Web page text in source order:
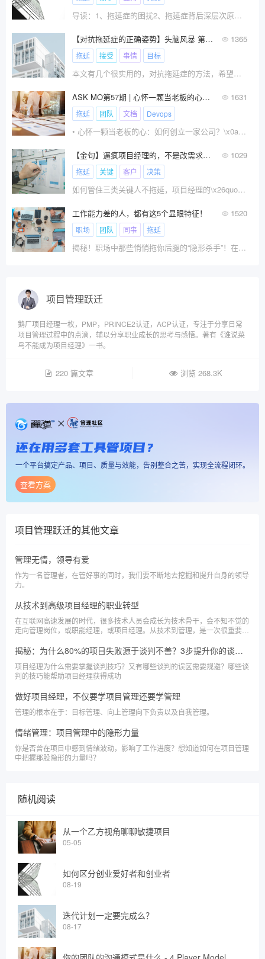
导读：1、拖延症的困扰2、拖延症背后深层次原因3、摆脱拖延症小方法 不知道大家有没有拖延的习惯或经历？
【对抗拖延症的正确姿势】头脑风暴 第二期 1365
拖延 接受 事情 目标
本文有几个很实用的，对抗拖延症的方法，希望大家试用。让大家脱离“病友”的圈子。\x0a\x0a3分钟阅读
ASK MO第57期 | 心怀一颗当老板的心：如何创立一家公司？ 1631
拖延 团队 文档 Devops
• 心怀一颗当老板的心：如何创立一家公司？\x0a• 来自拖延症患者的烦恼：怎么摆脱拖延症？\x0a• 烦、烦、烦，怎么才能提升团队效率？\x0a• “SAFe规模化敏捷Devops”，这个说法是否专业？
【金句】逼疯项目经理的，不是改需求，而是这3种“拖延症”… 1029
拖延 关键 客户 决策
如何管住三类关键人不拖延，项目经理的\x26quot;救命稻草”洞察项目管理的本质，激发团队潜能明明制定了完美计划，却因关键人
工作能力差的人，都有这5个显眼特征！ 1520
职场 团队 同事 拖延
揭秘！职场中那些悄悄拖你后腿的“隐形杀手”！在繁忙的职场生涯中，你是否曾被一些看似普通却实则影响深远的同事所困扰？
项目管理跃迁
鹅厂项目经理一枚，PMP，PRINCE2认证，ACP认证，专注于分享日常
项目管理过程中的点滴，辅以分享职业成长的思考与感悟。著有《谁说菜
鸟不能成为项目经理》一书。
220 篇文章 浏览 268.3K
还在用多套工具管项目？
一个平台搞定产品、项目、质量与效能，告别整合之苦，实现全流程闭环。
查看方案
项目管理跃迁的其他文章
管理无情，领导有爱
作为一名管理者，在管好事的同时，我们要不断地去挖掘和提升自身的领导
力。
从技术到高级项目经理的职业转型
在互联网高速发展的时代，很多技术人员会成长为技术骨干，会不知不觉的
走向管理岗位，或职能经理，或项目经理。从技术到管理，是一次很重要的
经理的职业转型。
揭秘：为什么80%的项目失败源于谈判不善？3步提升你的谈判力
项目经理为什么需要掌握谈判技巧？又有哪些谈判的误区需要规避？哪些谈
判的技巧能帮助项目经理获得成功
做好项目经理，不仅要学项目管理还要学管理
管理的根本在于：目标管理、向上管理向下负责以及自我管理。
情绪管理：项目管理中的隐形力量
你是否曾在项目中感到情绪波动，影响了工作进度？想知道如何在项目管理
中把握那股隐形的力量吗？
随机阅读
从一个乙方视角聊聊敏捷项目
05-05
如何区分创业爱好者和创业者
08-19
迭代计划一定要完成么？
08-17